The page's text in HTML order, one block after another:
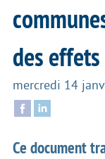
des
mercredi 14
Ce document